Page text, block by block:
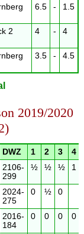
6.5 - 1.5
2 4 - 4
3.5 - 4.5
2019/2020
DWZ 1 2 3 4
2106-
299
½ ½ ½ 1
2024-
275
0 ½ 0
2016-
184
0 0 0 0